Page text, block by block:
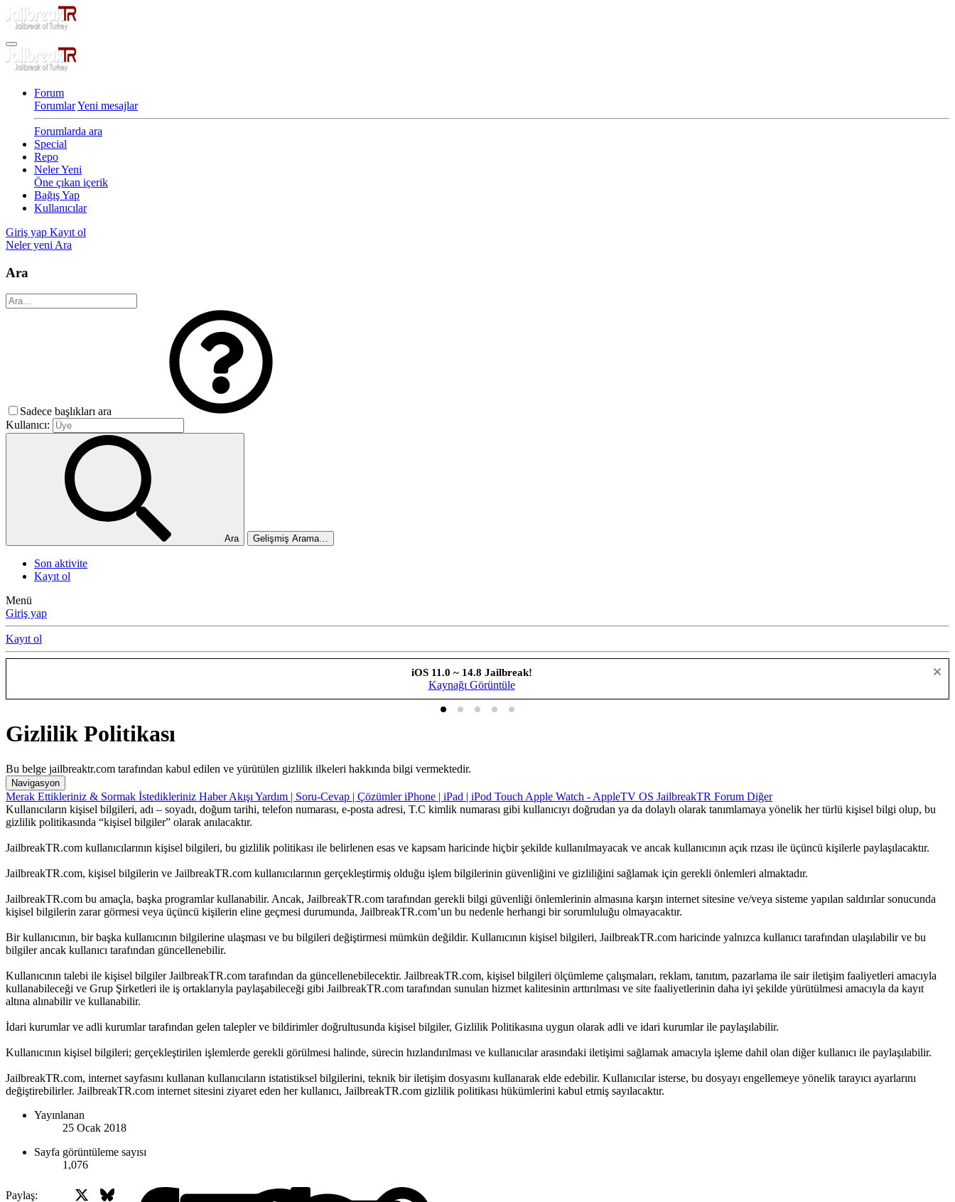
Forum
ForumlarYeni mesajlar
Forumlarda ara
Special
Repo
Neler Yeni
Öne çıkan içerik
Bağış Yap
Kullanıcılar
Giriş yap Kayıt ol
Neler yeni Ara
Ara
Sadece başlıkları ara
Kullanıcı:
Ara Gelişmiş Arama…
Son aktivite
Kayıt ol
Menü
Giriş yap
Kayıt ol
iOS 11.0 ~ 14.8 Jailbreak!
Kaynağı Görüntüle
Gizlilik Politikası
Bu belge jailbreaktr.com tarafından kabul edilen ve yürütülen gizlilik ilkeleri hakkında bilgi vermektedir.
Navigasyon
Merak Ettikleriniz & Sormak İstedikleriniz Haber Akışı Yardım | Soru-Cevap | Çözümler iPhone | iPad | iPod Touch Apple Watch - AppleTV OS JailbreakTR Forum Diğer
Kullanıcıların kişisel bilgileri, adı – soyadı, doğum tarihi, telefon numarası, e-posta adresi, T.C kimlik numarası gibi kullanıcıyı doğrudan ya da dolaylı olarak tanımlamaya yönelik her türlü kişisel bilgi olup, bu
gizlilik politikasında “kişisel bilgiler” olarak anılacaktır.
JailbreakTR.com kullanıcılarının kişisel bilgileri, bu gizlilik politikası ile belirlenen esas ve kapsam haricinde hiçbir şekilde kullanılmayacak ve ancak kullanıcının açık rızası ile üçüncü kişilerle paylaşılacaktır.
JailbreakTR.com, kişisel bilgilerin ve JailbreakTR.com kullanıcılarının gerçekleştirmiş olduğu işlem bilgilerinin güvenliğini ve gizliliğini sağlamak için gerekli önlemleri almaktadır.
JailbreakTR.com bu amaçla, başka programlar kullanabilir. Ancak, JailbreakTR.com tarafından gerekli bilgi güvenliği önlemlerinin almasına karşın internet sitesine ve/veya sisteme yapılan saldırılar sonucunda
kişisel bilgilerin zarar görmesi veya üçüncü kişilerin eline geçmesi durumunda, JailbreakTR.com’un bu nedenle herhangi bir sorumluluğu olmayacaktır.
Bir kullanıcının, bir başka kullanıcının bilgilerine ulaşması ve bu bilgileri değiştirmesi mümkün değildir. Kullanıcının kişisel bilgileri, JailbreakTR.com haricinde yalnızca kullanıcı tarafından ulaşılabilir ve bu
bilgiler ancak kullanıcı tarafından güncellenebilir.
Kullanıcının talebi ile kişisel bilgiler JailbreakTR.com tarafından da güncellenebilecektir. JailbreakTR.com, kişisel bilgileri ölçümleme çalışmaları, reklam, tanıtım, pazarlama ile sair iletişim faaliyetleri amacıyla
kullanabileceği ve Grup Şirketleri ile iş ortaklarıyla paylaşabileceği gibi JailbreakTR.com tarafından sunulan hizmet kalitesinin arttırılması ve site faaliyetlerinin daha iyi şekilde yürütülmesi amacıyla da kayıt
altına alınabilir ve kullanabilir.
İdari kurumlar ve adli kurumlar tarafından gelen talepler ve bildirimler doğrultusunda kişisel bilgiler, Gizlilik Politikasına uygun olarak adli ve idari kurumlar ile paylaşılabilir.
Kullanıcının kişisel bilgileri; gerçekleştirilen işlemlerde gerekli görülmesi halinde, sürecin hızlandırılması ve kullanıcılar arasındaki iletişimi sağlamak amacıyla işleme dahil olan diğer kullanıcı ile paylaşılabilir.
JailbreakTR.com, internet sayfasını kullanan kullanıcıların istatistiksel bilgilerini, teknik bir iletişim dosyasını kullanarak elde edebilir. Kullanıcılar isterse, bu dosyayı engellemeye yönelik tarayıcı ayarlarını
değiştirebilirler. JailbreakTR.com internet sitesini ziyaret eden her kullanıcı, JailbreakTR.com gizlilik politikası hükümlerini kabul etmiş sayılacaktır.
Yayınlanan
25 Ocak 2018
Sayfa görüntüleme sayısı
1,076
Paylaş: Facebook
Bluesky LinkedInRedditPinterestTumblr